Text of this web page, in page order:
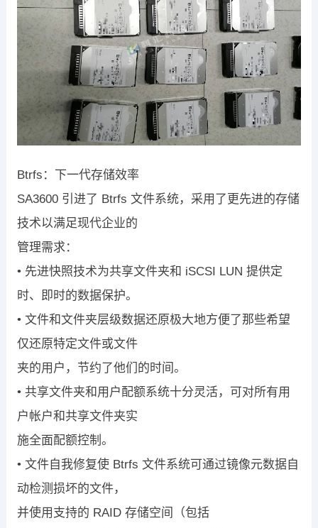
Btrfs ：下一代存储效率
SA3600 引进了 Btrfs 文件系统，采用了更先进的存储
技术以满足现代企业的
管理需求：
• 先进快照技术为共享文件夹和 iSCSI LUN 提供定
时、即时的数据保护。
• 文件和文件夹层级数据还原极大地方便了那些希望
仅还原特定文件或文件
夹的用户，节约了他们的时间。
• 共享文件夹和用户配额系统十分灵活，可对所有用
户帐户和共享文件夹实
施全面配额控制。
• 文件自我修复使 Btrfs 文件系统可通过镜像元数据自
动检测损坏的文件，
并使用支持的 RAID 存储空间（包括